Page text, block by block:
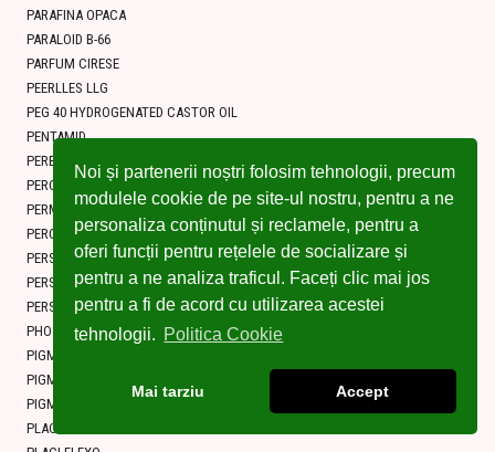
Noi și partenerii noștri folosim tehnologii, precum
modulele cookie de pe site-ul nostru, pentru a ne
personaliza conținutul și reclamele, pentru a
oferi funcții pentru rețelele de socializare și
pentru a ne analiza traficul. Faceți clic mai jos
pentru a fi de acord cu utilizarea acestei
tehnologii. Politica Cookie
Mai tarziu Accept
PARAFINA OPACA
PARALOID B-66
PARFUM CIRESE
PEERLLES LLG
PEG 40 HYDROGENATED CASTOR OIL
PENTAMID
PERBORAT DE SODIU
PERCLORETILENA
PERMANGANAT DE POTASIU
PEROXID DE BARIU
PERSULFAT DE AMONIU
PERSULFAT DE POTASIU
PERSULFAT DE SODIU
PHOSPHATHERM
PIGMENT VERDE
PIGMENTI ORGANICI
PIGMENTI TIP GALBEN DE CROM
PLACI CYREL